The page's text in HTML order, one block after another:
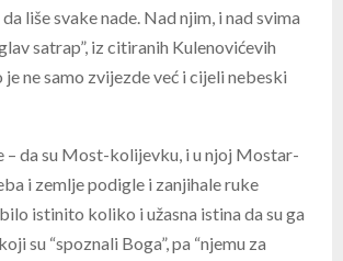
liše svake nade. Nad njim, i nad svima
satrap”, iz citiranih Kulenovićevih
ne samo zvijezde već i cijeli nebeski
– da su Most-kolijevku, i u njoj Mostar-
i zemlje podigle i zanjihale ruke
istinito koliko i užasna istina da su ga
su “spoznali Boga”, pa “njemu za